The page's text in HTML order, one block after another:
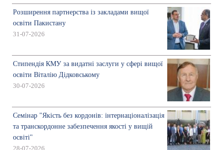
Розширення партнерства із закладами вищої
освіти Пакистану
31-07-2026
Стипендія КМУ за видатні заслуги у сфері вищої
освіти Віталію Дідковському
30-07-2026
Семінар "Якість без кордонів: інтернаціоналізація
та транскордонне забезпечення якості у вищій
освіті"
28-07-2026